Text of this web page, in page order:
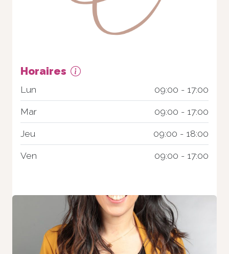
Horaires
Lun 09:00 - 17:00
Mar 09:00 - 17:00
Jeu 09:00 - 18:00
Ven 09:00 - 17:00
Nécessaire
fonctionnement
du site Web.
Statistiques
Afin que
structure du
site Web, en
fonction de la
façon dont le
site Web est
utilisé.